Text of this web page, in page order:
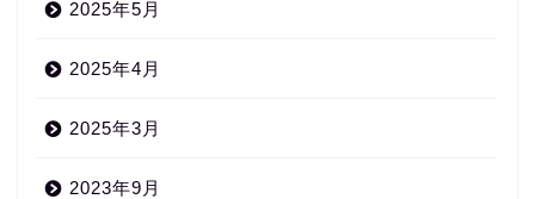
2025年5月
2025年4月
2025年3月
2023年9月